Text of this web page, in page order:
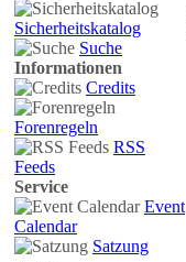
Sicherheitskatalog
Suche
Informationen
Credits
Forenregeln
RSS
Feeds
Service
Event
Calendar
Satzung